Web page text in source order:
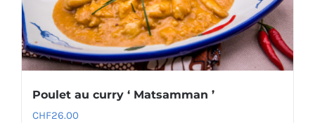
Poulet au curry ‘ Matsamman ’
CHF26.00